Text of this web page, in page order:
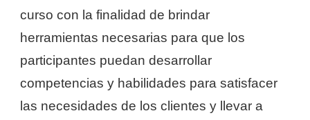
curso con la finalidad de brindar
herramientas necesarias para que los
participantes puedan desarrollar
competencias y habilidades para satisfacer
las necesidades de los clientes y llevar a